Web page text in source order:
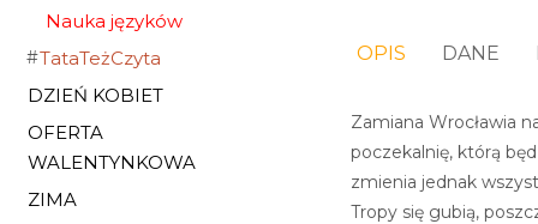
Nauka języków
TataTeżCzyta
DZIEŃ KOBIET
OFERTA
WALENTYNKOWA
ZIMA
OPIS DANE
Zamiana Wrocławia
poczekalnię, którą
zmienia jednak
Tropy się gubią,